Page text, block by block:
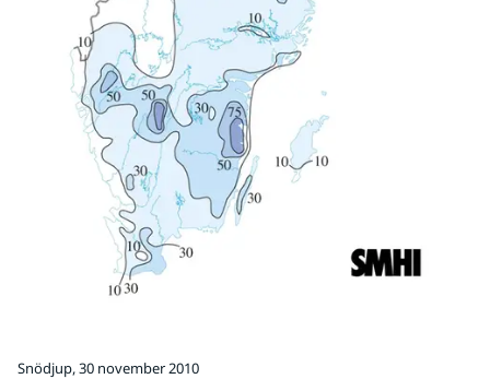
Snödjup, 30 november 2010